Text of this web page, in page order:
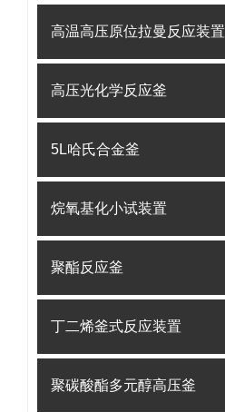
高温高压原位拉曼反应装置
高压光化学反应釜
5L哈氏合金釜
烷氧基化小试装置
聚酯反应釜
丁二烯釜式反应装置
聚碳酸酯多元醇高压釜